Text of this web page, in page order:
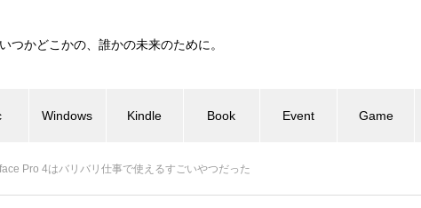
いつかどこかの、誰かの未来のために。
Windows Kindle Book Event Game
Pro 4はバリバリ仕事で使えるすごいやつだった